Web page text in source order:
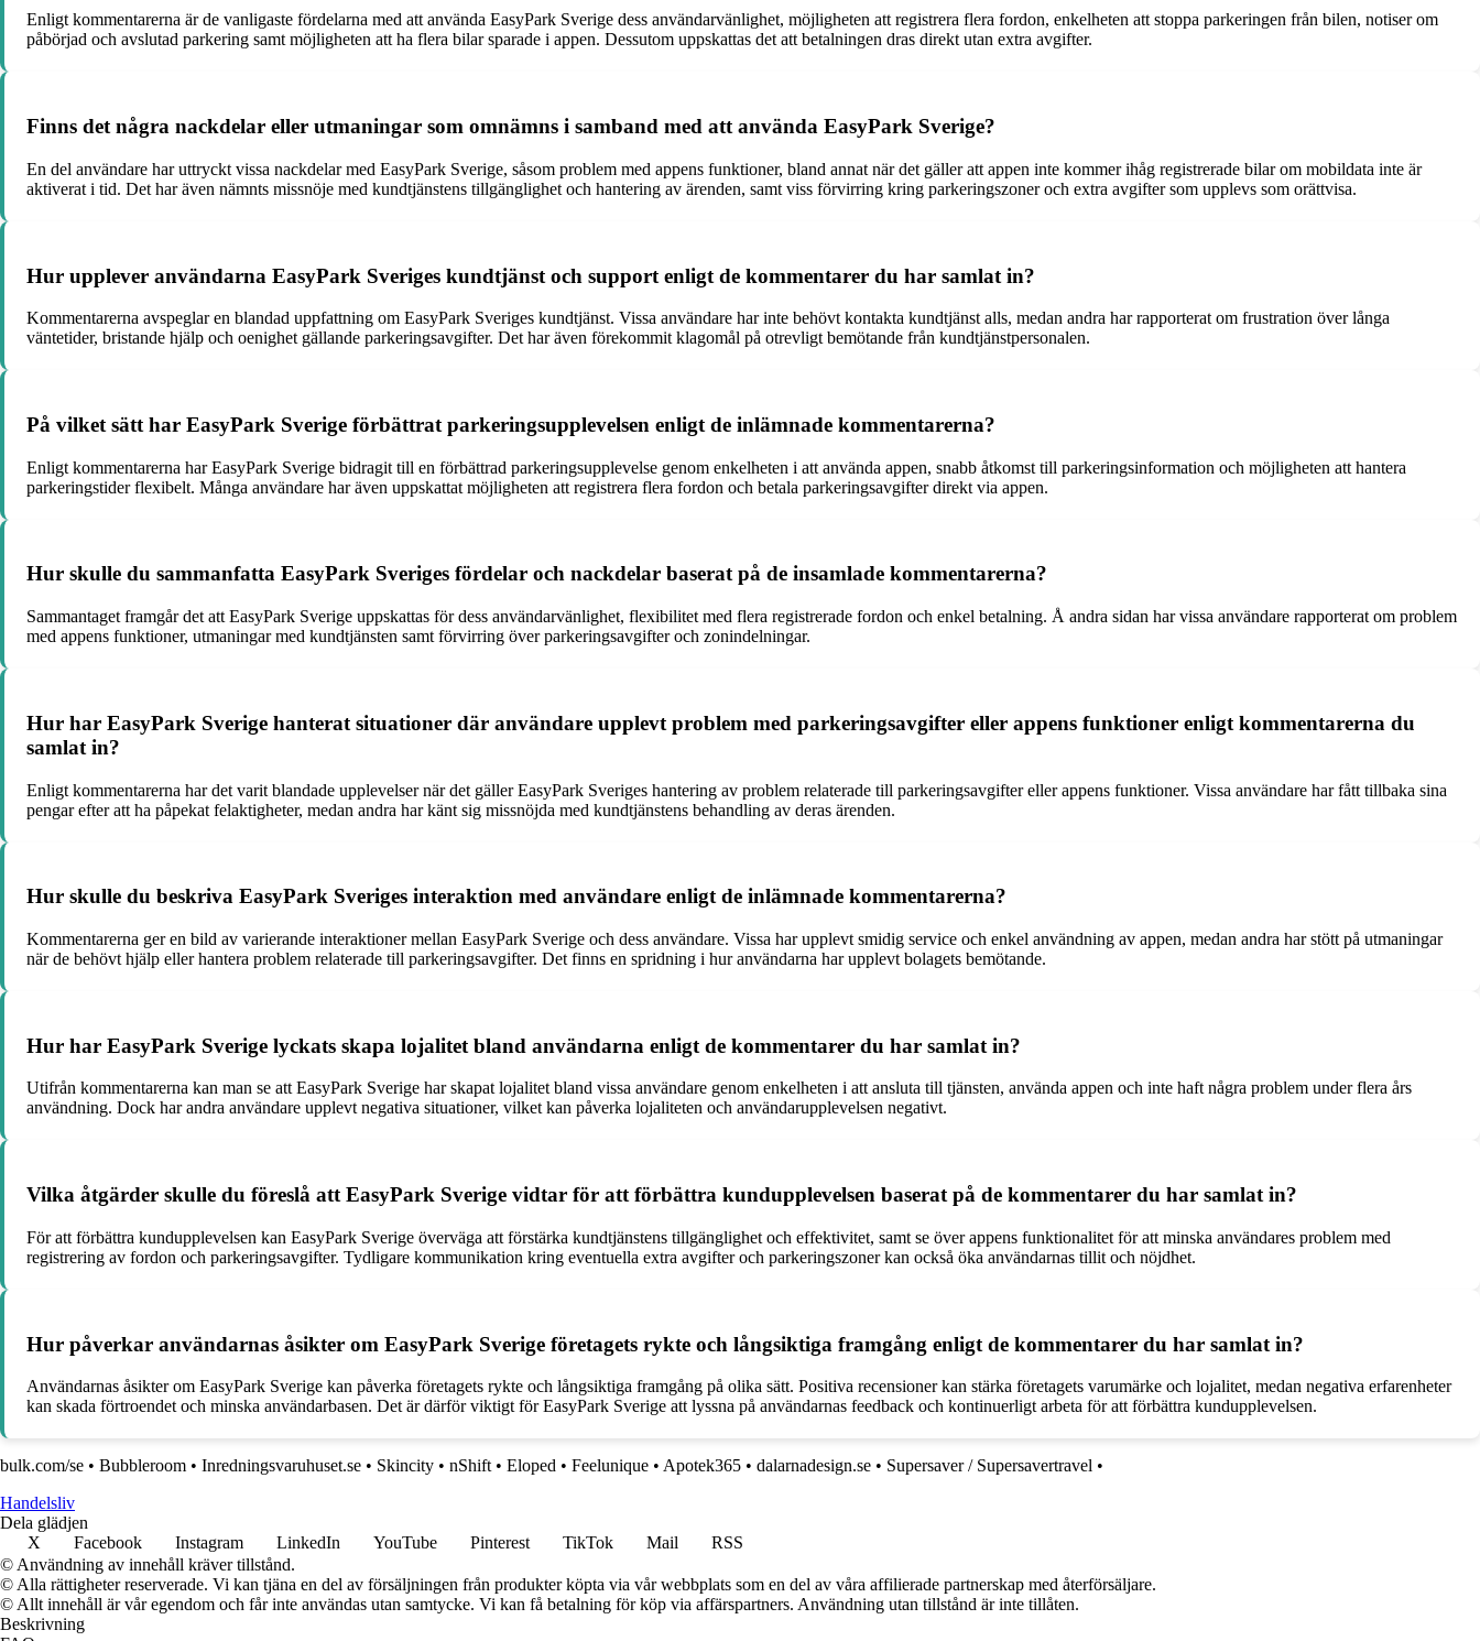
Enligt kommentarerna är de vanligaste fördelarna med att använda EasyPark Sverige dess användarvänlighet, möjligheten att registrera flera fordon, enkelheten att stoppa parkeringen från bilen, notiser om
påbörjad och avslutad parkering samt möjligheten att ha flera bilar sparade i appen. Dessutom uppskattas det att betalningen dras direkt utan extra avgifter.
Finns det några nackdelar eller utmaningar som omnämns i samband med att använda EasyPark Sverige?
En del användare har uttryckt vissa nackdelar med EasyPark Sverige, såsom problem med appens funktioner, bland annat när det gäller att appen inte kommer ihåg registrerade bilar om mobildata inte är
aktiverat i tid. Det har även nämnts missnöje med kundtjänstens tillgänglighet och hantering av ärenden, samt viss förvirring kring parkeringszoner och extra avgifter som upplevs som orättvisa.
Hur upplever användarna EasyPark Sveriges kundtjänst och support enligt de kommentarer du har samlat in?
Kommentarerna avspeglar en blandad uppfattning om EasyPark Sveriges kundtjänst. Vissa användare har inte behövt kontakta kundtjänst alls, medan andra har rapporterat om frustration över långa
väntetider, bristande hjälp och oenighet gällande parkeringsavgifter. Det har även förekommit klagomål på otrevligt bemötande från kundtjänstpersonalen.
På vilket sätt har EasyPark Sverige förbättrat parkeringsupplevelsen enligt de inlämnade kommentarerna?
Enligt kommentarerna har EasyPark Sverige bidragit till en förbättrad parkeringsupplevelse genom enkelheten i att använda appen, snabb åtkomst till parkeringsinformation och möjligheten att hantera
parkeringstider flexibelt. Många användare har även uppskattat möjligheten att registrera flera fordon och betala parkeringsavgifter direkt via appen.
Hur skulle du sammanfatta EasyPark Sveriges fördelar och nackdelar baserat på de insamlade kommentarerna?
Sammantaget framgår det att EasyPark Sverige uppskattas för dess användarvänlighet, flexibilitet med flera registrerade fordon och enkel betalning. Å andra sidan har vissa användare rapporterat om problem
med appens funktioner, utmaningar med kundtjänsten samt förvirring över parkeringsavgifter och zonindelningar.
Hur har EasyPark Sverige hanterat situationer där användare upplevt problem med parkeringsavgifter eller appens funktioner enligt kommentarerna du
samlat in?
Enligt kommentarerna har det varit blandade upplevelser när det gäller EasyPark Sveriges hantering av problem relaterade till parkeringsavgifter eller appens funktioner. Vissa användare har fått tillbaka sina
pengar efter att ha påpekat felaktigheter, medan andra har känt sig missnöjda med kundtjänstens behandling av deras ärenden.
Hur skulle du beskriva EasyPark Sveriges interaktion med användare enligt de inlämnade kommentarerna?
Kommentarerna ger en bild av varierande interaktioner mellan EasyPark Sverige och dess användare. Vissa har upplevt smidig service och enkel användning av appen, medan andra har stött på utmaningar
när de behövt hjälp eller hantera problem relaterade till parkeringsavgifter. Det finns en spridning i hur användarna har upplevt bolagets bemötande.
Hur har EasyPark Sverige lyckats skapa lojalitet bland användarna enligt de kommentarer du har samlat in?
Utifrån kommentarerna kan man se att EasyPark Sverige har skapat lojalitet bland vissa användare genom enkelheten i att ansluta till tjänsten, använda appen och inte haft några problem under flera års
användning. Dock har andra användare upplevt negativa situationer, vilket kan påverka lojaliteten och användarupplevelsen negativt.
Vilka åtgärder skulle du föreslå att EasyPark Sverige vidtar för att förbättra kundupplevelsen baserat på de kommentarer du har samlat in?
För att förbättra kundupplevelsen kan EasyPark Sverige överväga att förstärka kundtjänstens tillgänglighet och effektivitet, samt se över appens funktionalitet för att minska användares problem med
registrering av fordon och parkeringsavgifter. Tydligare kommunikation kring eventuella extra avgifter och parkeringszoner kan också öka användarnas tillit och nöjdhet.
Hur påverkar användarnas åsikter om EasyPark Sverige företagets rykte och långsiktiga framgång enligt de kommentarer du har samlat in?
Användarnas åsikter om EasyPark Sverige kan påverka företagets rykte och långsiktiga framgång på olika sätt. Positiva recensioner kan stärka företagets varumärke och lojalitet, medan negativa erfarenheter
kan skada förtroendet och minska användarbasen. Det är därför viktigt för EasyPark Sverige att lyssna på användarnas feedback och kontinuerligt arbeta för att förbättra kundupplevelsen.
bulk.com/se • Bubbleroom • Inredningsvaruhuset.se • Skincity • nShift • Eloped • Feelunique • Apotek365 • dalarnadesign.se • Supersaver / Supersavertravel •
Handelsliv
Dela glädjen
X
Facebook Instagram LinkedIn YouTube Pinterest TikTok Mail
RSS
© Användning av innehåll kräver tillstånd.
© Alla rättigheter reserverade. Vi kan tjäna en del av försäljningen från produkter köpta via vår webbplats som en del av våra affilierade partnerskap med återförsäljare.
© Allt innehåll är vår egendom och får inte användas utan samtycke. Vi kan få betalning för köp via affärspartners. Användning utan tillstånd är inte tillåten.
Beskrivning